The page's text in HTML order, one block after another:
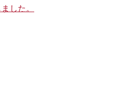
した。